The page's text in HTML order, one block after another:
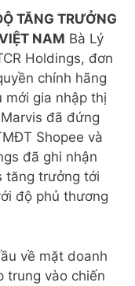
TĂNG TRƯỞNG
NAM Bà Lý
Holdings, đơn
chính hãng
mới gia nhập thị
đã đứng
Shopee và
đã ghi nhận
tăng trưởng tới
độ phủ thương
về mặt doanh
trung vào chiến